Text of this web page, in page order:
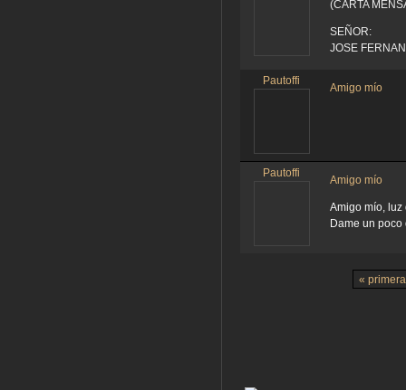
(CARTA
SEÑOR:
JOSE
Pautoffi
Amigo mío
Pautoffi
Amigo mío
Amigo mío, luz
Dame un poco
« primera